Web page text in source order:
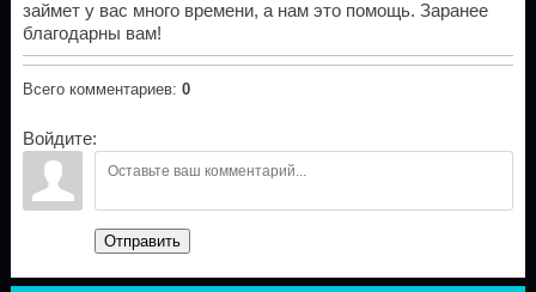
займет у вас много времени, а нам это помощь. Заранее
благодарны вам!
Всего комментариев: 0
Войдите:
Отправить